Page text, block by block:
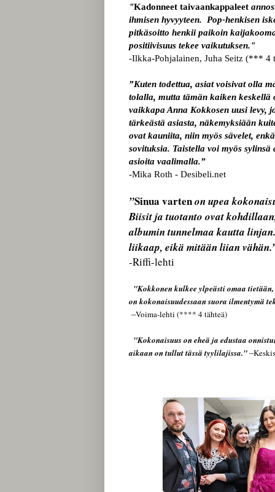
"Kadonneet taivaankappaleet
ihmisen hyvyyteen. Pop-henkisen
pitkäsoitto henkii paikoin
positiivisuus tekee vaikutuksen."
-Ilkka-Pohjalainen, Juha Seitz (*** 4
”Kuten todettua, asiat voisivat olla
tolalla, mutta tämän kaiken keskellä
vaikkapa Anna Kokkosen uusi levy,
tärkeästä asiasta, näkemyksiään
ovat kauniita, niin myös sävelet,
sovituksia. Taistella voi myös
asioita vaalimalla.”
-Mika Roth - Desibeli.net
”Sinua vartenon upea
Biisit ja tuotanto ovat
albumin tunnelmaa kautta
liikaap, eikä mitään liian
-Riffi-lehti
"Kokkonen kulkee ylpeästi omaa
on kokonaisuudessaan suora ilmentymä
–Voima-lehti (**** 4 tähteä)
"Kokonaisuus on eheä ja edustaa
aikaan on tullut tässä tyylilajissa."–